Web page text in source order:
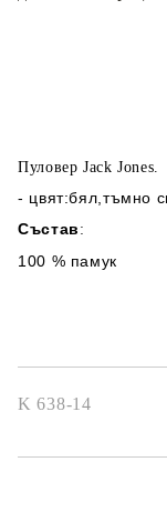
Пуловер Jack Jones.
- цвят:бял,тъмно
Състав :
100 % памук
K 638-14